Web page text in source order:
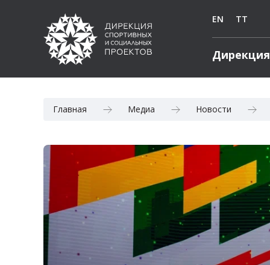
EN TT
Дирекция
Главная Медиа Новости